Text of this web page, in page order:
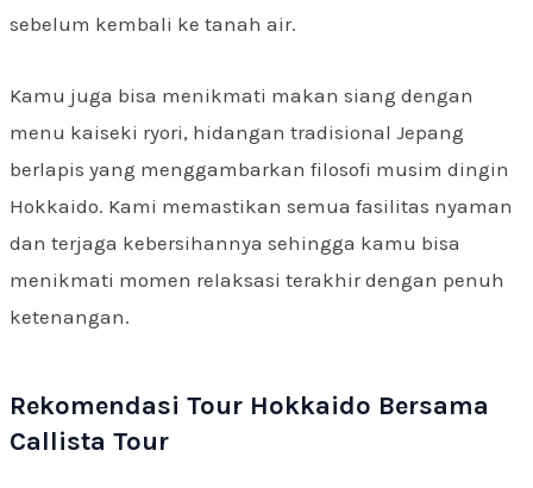
sebelum kembali ke tanah air.
Kamu juga bisa menikmati makan siang dengan
menu kaiseki ryori, hidangan tradisional Jepang
berlapis yang menggambarkan filosofi musim dingin
Hokkaido. Kami memastikan semua fasilitas nyaman
dan terjaga kebersihannya sehingga kamu bisa
menikmati momen relaksasi terakhir dengan penuh
ketenangan.
Rekomendasi Tour Hokkaido Bersama
Callista Tour